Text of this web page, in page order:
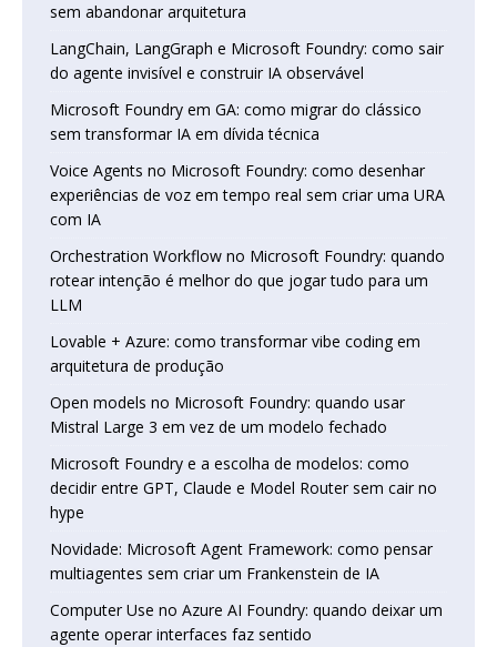
sem abandonar arquitetura
LangChain, LangGraph e Microsoft Foundry: como sair
do agente invisível e construir IA observável
Microsoft Foundry em GA: como migrar do clássico
sem transformar IA em dívida técnica
Voice Agents no Microsoft Foundry: como desenhar
experiências de voz em tempo real sem criar uma URA
com IA
Orchestration Workflow no Microsoft Foundry: quando
rotear intenção é melhor do que jogar tudo para um
LLM
Lovable + Azure: como transformar vibe coding em
arquitetura de produção
Open models no Microsoft Foundry: quando usar
Mistral Large 3 em vez de um modelo fechado
Microsoft Foundry e a escolha de modelos: como
decidir entre GPT, Claude e Model Router sem cair no
hype
Novidade: Microsoft Agent Framework: como pensar
multiagentes sem criar um Frankenstein de IA
Computer Use no Azure AI Foundry: quando deixar um
agente operar interfaces faz sentido